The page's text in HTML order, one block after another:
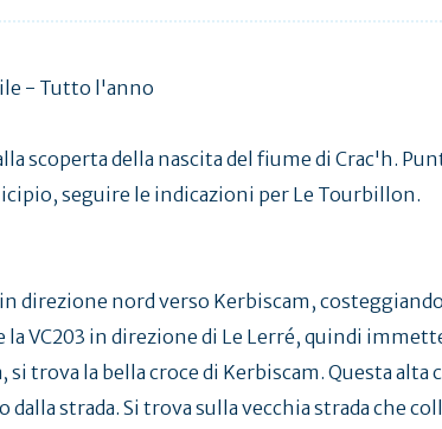
- Tutto l'anno
scoperta della nascita del fiume di Crac'h.
seguire le indicazioni per Le Tourbillon.
direzione nord verso Kerbiscam,
VC203 in direzione di Le Lerré, quindi
trova la bella croce di Kerbiscam. Questa alta
strada. Si trova sulla vecchia strada che